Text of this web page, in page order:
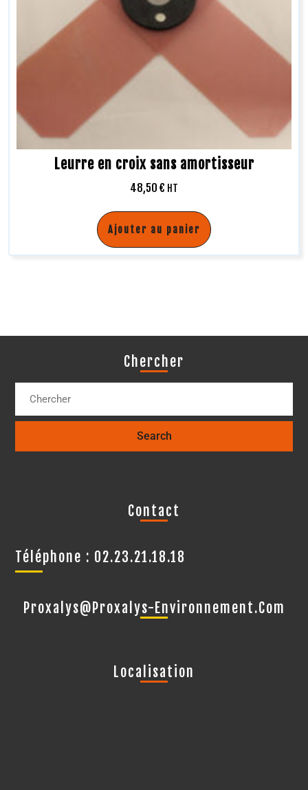
Leurre en croix sans amortisseur
48,50 € HT
Ajouter au panier
Chercher
Contact
Téléphone : 02.23.21.18.18
Proxalys@proxalys-Environnement.com
Localisation